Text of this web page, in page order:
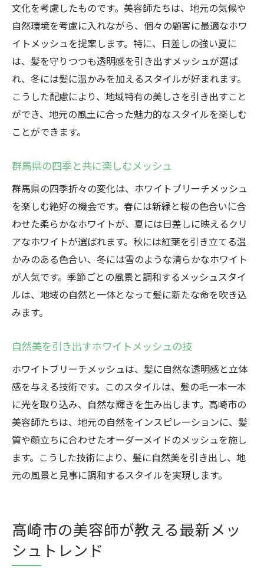
文化を考慮したものです。美容師たちは、地元の気候や
自然環境を考慮に入れながら、個々の顧客に最適なホワ
イトメッシュを提案します。特に、日差しの強い夏に
は、髪を守りつつも透明感を引き出すメッシュが選ば
れ、冬には髪に温かみを加えるスタイルが好まれます。
こうした配慮により、地域特有の美しさを引き出すこと
ができ、地元の風土に合った魅力的なスタイルを楽しむ
ことができます。
群馬県の四季と共に楽しむメッシュ
群馬県の四季折々の変化は、ホワイトブリーチメッシュ
を楽しむ絶好の機会です。春には新緑と桜の色合いに合
わせた柔らかなホワイトが、夏には日差しに映えるクリ
アなホワイトが選ばれます。秋には紅葉を引き立てる温
かみのある色合い、冬には雪のような清らかなホワイト
が人気です。季節ごとの風景と調和するメッシュスタイ
ルは、地域の自然と一体となって髪に新たな命を吹き込
みます。
自然美を引き出すホワイトメッシュの技
ホワイトブリーチメッシュは、髪に自然な透明感と立体
感を与える技術です。このスタイルは、髪の毛一本一本
に光を取り込み、自然な輝きを生み出します。高崎市の
美容師たちは、地元の自然をインスピレーションに、髪
質や顔立ちに合わせたオーダーメイドのメッシュを施し
ます。こうした技術により、髪に自然美を引き出し、地
元の風景と見事に調和するスタイルを実現します。
高崎市の美容師が教える最新メッ
シュトレンド